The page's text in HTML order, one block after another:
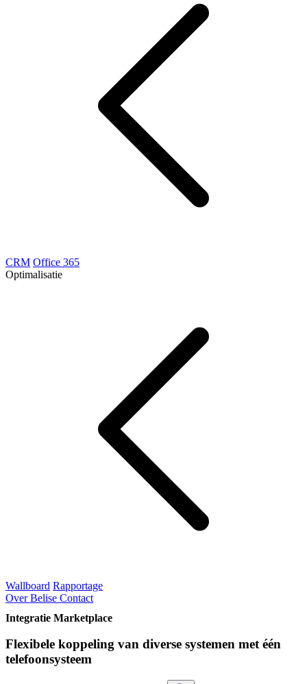
CRM Office 365
Optimalisatie
Wallboard Rapportage
Over Belise Contact
Integratie Marketplace
Flexibele koppeling van diverse systemen met één
telefoonsysteem